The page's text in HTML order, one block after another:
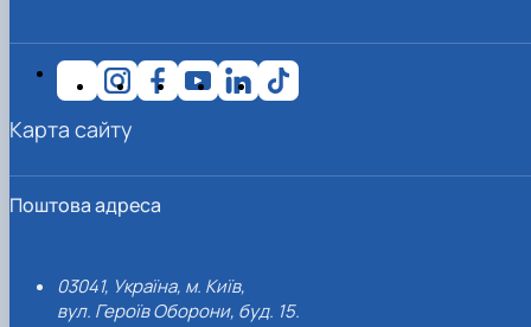
Поштова адреса
03041, Україна, м. Київ,
вул. Героїв Оборони, буд. 15.
Карта сайту